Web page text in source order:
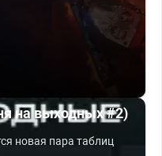
на выходных #2)
новая пара таблиц